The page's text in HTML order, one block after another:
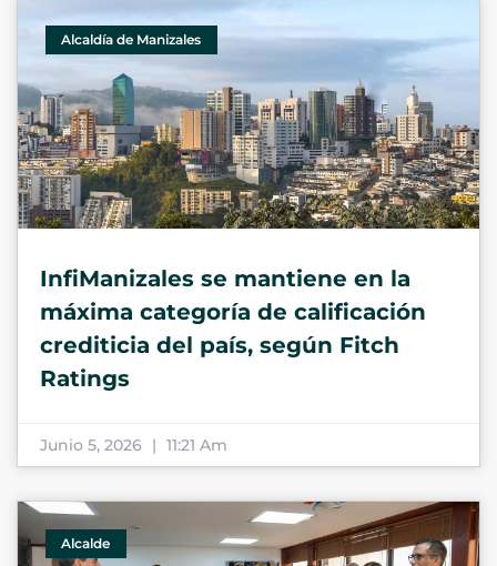
Alcaldía de Manizales
InfiManizales se mantiene en la
máxima categoría de calificación
crediticia del país, según Fitch
Ratings
Junio 5, 2026 11:21 Am
Alcalde